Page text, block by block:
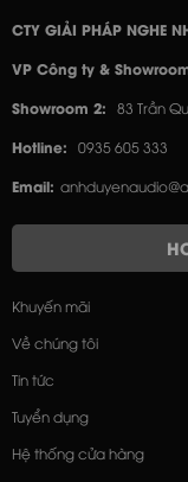
CTY GIẢI PHÁP NGHE
VP Công ty &
Showroom 2: 83 Trần
Hotline: 0935 605 333
Email:
Khuyến mãi
Về chúng tôi
Tin tức
Tuyển dụng
Hệ thống cửa hàng